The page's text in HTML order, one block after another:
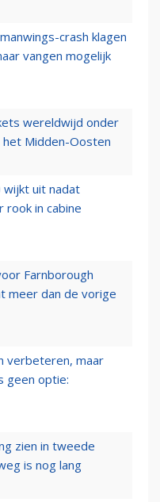
crash klagen
vangen mogelijk
wereldwijd onder
Midden-Oosten
wijkt uit nadat
in cabine
Farnborough
meer dan de vorige
verbeteren, maar
geen optie:
zien in tweede
is nog lang